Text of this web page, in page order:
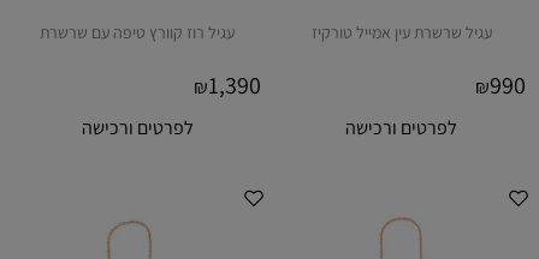
עגיל שרשרת עין אמייל טורקיז
₪990
לפרטים ורכישה
עגיל רוז קוורץ טיפה עם שרשרת
₪1,390
לפרטים ורכישה